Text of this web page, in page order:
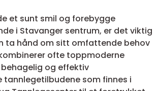
et sunt smil og forebygge
i Stavanger sentrum, er det viktig
ta hånd om sitt omfattende behov
ofte toppmoderne
og effektiv
tannlegetilbudene som finnes i